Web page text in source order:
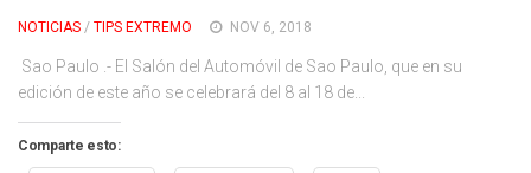
NOTICIAS / TIPS EXTREMO NOV 6, 2018
Sao Paulo .- El Salón del Automóvil de Sao Paulo, que en su
edición de este año se celebrará del 8 al 18 de...
Comparte esto: